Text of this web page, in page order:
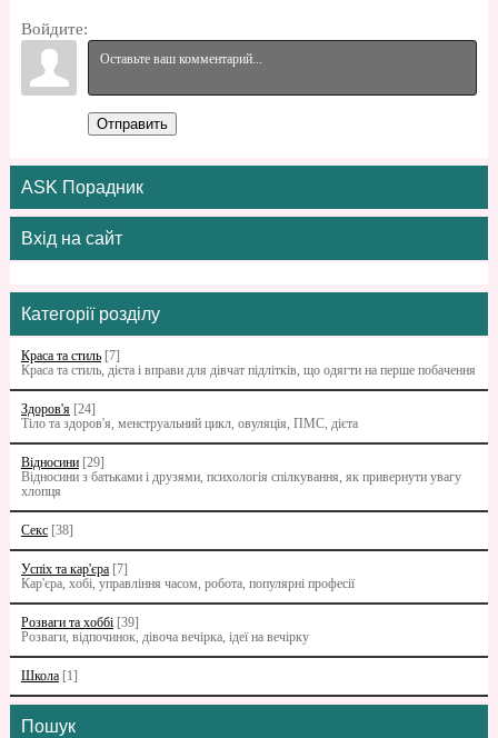
Войдите:
Отправить
ASK Порадник
Вхід на сайт
Категорії розділу
Краса та стиль [7]
Краса та стиль, дієта і вправи для дівчат підлітків, що одягти на перше побачення
Здоров'я [24]
Тіло та здоров'я, менструальний цикл, овуляція, ПМС, дієта
Відносини [29]
Відносини з батьками i друзями, психологія спілкування, як привернути увагу
хлопця
Секс [38]
Успіх та кар'єра [7]
Кар'єра, хобі, управління часом, робота, популярні професії
Розваги та хоббі [39]
Розваги, відпочинок, дівоча вечірка, ідеї на вечірку
Школа [1]
Пошук